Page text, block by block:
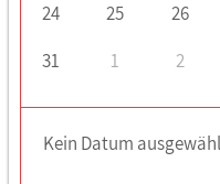
24
25 26
31
1 2
Kein Datum